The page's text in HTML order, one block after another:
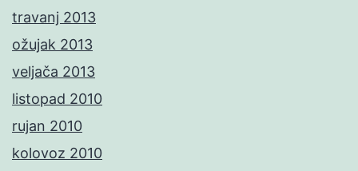
travanj 2013
ožujak 2013
veljača 2013
listopad 2010
rujan 2010
kolovoz 2010